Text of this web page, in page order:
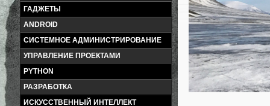
ГАДЖЕТЫ
ANDROID
СИСТЕМНОЕ АДМИНИСТРИРОВАНИЕ
УПРАВЛЕНИЕ ПРОЕКТАМИ
PYTHON
РАЗРАБОТКА
ИСКУССТВЕННЫЙ ИНТЕЛЛЕКТ